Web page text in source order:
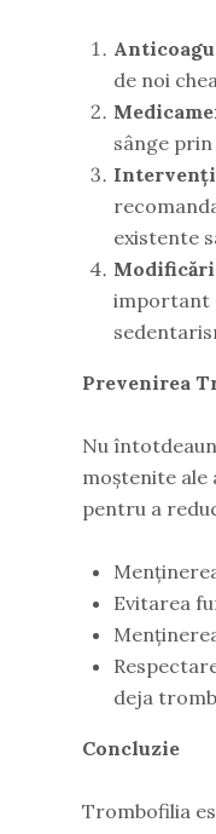
de noi
sânge
existente
important
Prevenirea
Nu
moștenite ale
pentru a
Evitarea
deja
Concluzie
Trombofilia